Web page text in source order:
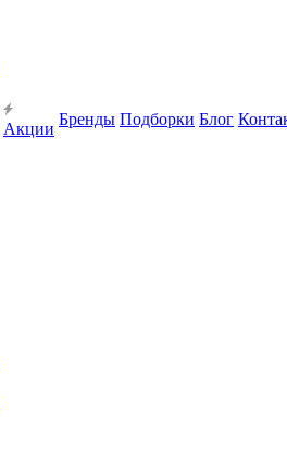
Акции
Бренды Подборки Блог